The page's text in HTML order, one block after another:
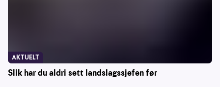
Slik har du aldri sett landslagssjefen før
AKTUELT